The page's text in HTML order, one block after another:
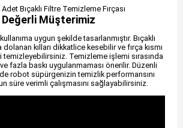
Adet Bıçaklı Filtre Temizleme Fırçası
Değerli Müşterimiz
uygun şekilde tasarlanmıştır. Bıçaklı
dolanan kılları dikkatlice kesebilir ve fırça kısmı
temizleyebilirsiniz. Temizleme işlemi sırasında
fazla baskı uygulanmaması önerilir. Düzenli
robot süpürgenizin temizlik performansını
süre verimli çalışmasını sağlayabilirsiniz.